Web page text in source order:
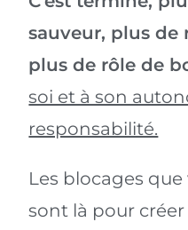
sauveur, plus de
plus de rôle de
soi et à son
responsabilité.
Les blocages
sont là pour